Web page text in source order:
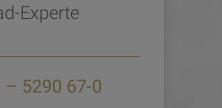
Experte
– 5290 67-0